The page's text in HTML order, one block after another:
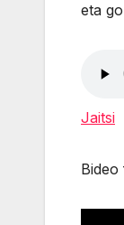
eta
Jaitsi